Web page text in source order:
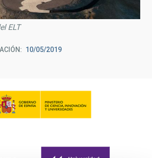
ELT
10/05/2019